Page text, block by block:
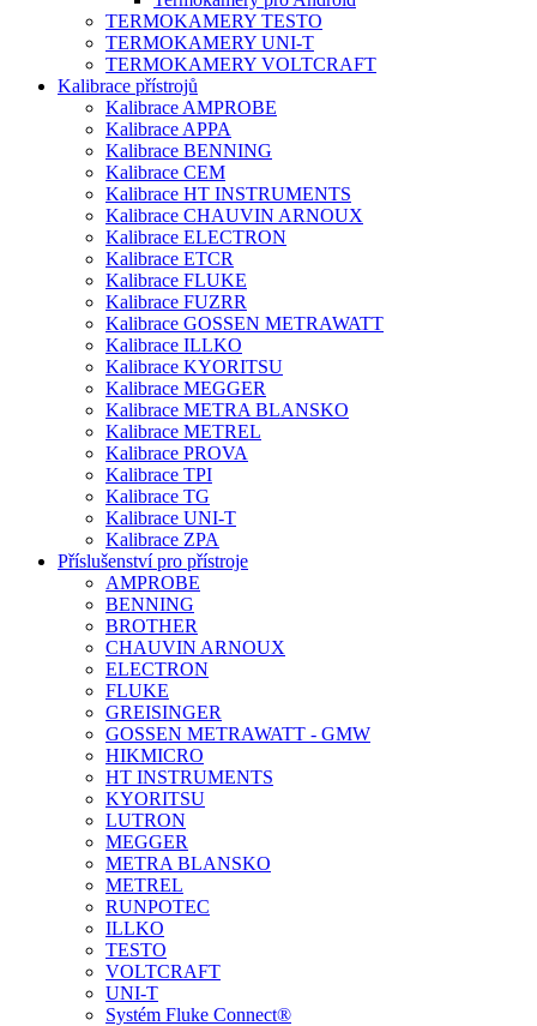
TERMOKAMERY TESTO
TERMOKAMERY UNI-T
TERMOKAMERY VOLTCRAFT
Kalibrace přístrojů
Kalibrace AMPROBE
Kalibrace APPA
Kalibrace BENNING
Kalibrace CEM
Kalibrace HT INSTRUMENTS
Kalibrace CHAUVIN ARNOUX
Kalibrace ELECTRON
Kalibrace ETCR
Kalibrace FLUKE
Kalibrace FUZRR
Kalibrace GOSSEN METRAWATT
Kalibrace ILLKO
Kalibrace KYORITSU
Kalibrace MEGGER
Kalibrace METRA BLANSKO
Kalibrace METREL
Kalibrace PROVA
Kalibrace TPI
Kalibrace TG
Kalibrace UNI-T
Kalibrace ZPA
Příslušenství pro přístroje
AMPROBE
BENNING
BROTHER
CHAUVIN ARNOUX
ELECTRON
FLUKE
GREISINGER
GOSSEN METRAWATT - GMW
HIKMICRO
HT INSTRUMENTS
KYORITSU
LUTRON
MEGGER
METRA BLANSKO
METREL
RUNPOTEC
ILLKO
TESTO
VOLTCRAFT
UNI-T
Systém Fluke Connect®